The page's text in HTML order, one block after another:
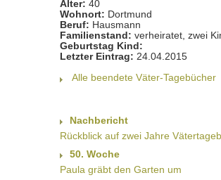
Alter: 40
Wohnort: Dortmund
Beruf: Hausmann
Familienstand: verheiratet, zwei
Geburtstag Kind:
Letzter Eintrag: 24.04.2015
Alle beendete Väter-Tagebücher
Nachbericht
Rückblick auf zwei Jahre
50. Woche
Paula gräbt den Garten um